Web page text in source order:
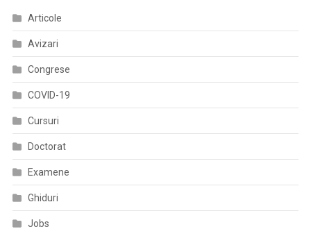
Articole
Avizari
Congrese
COVID-19
Cursuri
Doctorat
Examene
Ghiduri
Jobs